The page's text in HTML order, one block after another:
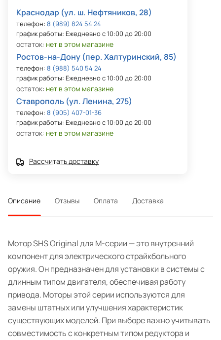
Краснодар (ул. ш. Нефтяников, 28)
телефон: 8 (989) 824 54 24
график работы: Ежедневно с 10:00 до 20:00
остаток: нет в этом магазине
Ростов-на-Дону (пер. Халтуринский, 85)
телефон: 8 (988) 540 54 24
график работы: Ежедневно с 10:00 до 20:00
остаток: нет в этом магазине
Ставрополь (ул. Ленина, 275)
телефон: 8 (905) 407-01-36
график работы: Ежедневно с 10:00 до 20:00
остаток: нет в этом магазине
Рассчитать доставку
Описание Отзывы Оплата Доставка
Мотор SHS Original для М-серии — это внутренний
компонент для электрического страйкбольного
оружия. Он предназначен для установки в системы с
длинным типом двигателя, обеспечивая работу
привода. Моторы этой серии используются для
замены штатных или улучшения характеристик
существующих моделей. При выборе важно учитывать
совместимость с конкретным типом редуктора и